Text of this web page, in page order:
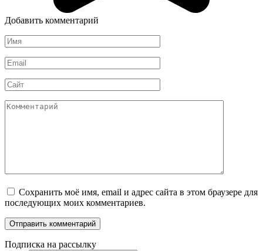
Добавить комментарий
Имя
*
Email
*
Сайт
Комментарий
Сохранить моё имя, email и адрес сайта в этом браузере для
последующих моих комментариев.
Подписка на рассылку